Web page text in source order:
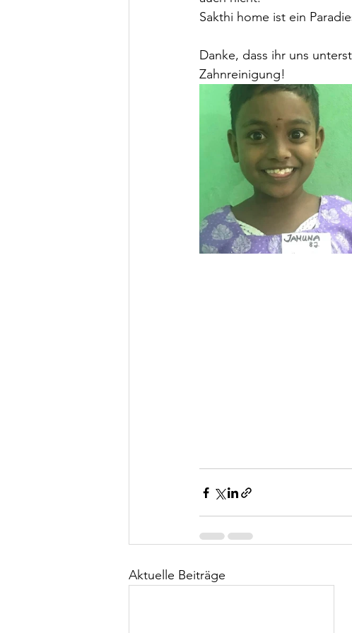
Sakthi home ist ein
Danke, dass ihr uns
Zahnreinigung!
Aktuelle Beiträge